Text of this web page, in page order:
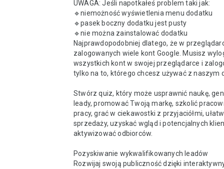
UWAGA: Jeśli napotkałeś problem taki jak:
🔹niemożność wyświetlenia menu dodatku
🔹pasek boczny dodatku jest pusty
🔹nie można zainstalować dodatku
Najprawdopodobniej dlatego, że w
zalogowanych wiele kont Google. Musisz
wszystkich kont w swojej przeglądarce i
tylko na to, którego chcesz używać z naszym
Stwórz quiz, który może usprawnić naukę,
leady, promować Twoją markę, szkolić
pracy, grać w ciekawostki z przyjaciółmi,
sprzedaży, uzyskać wgląd i potencjalnych
aktywizować odbiorców.
Pozyskiwanie wykwalifikowanych leadów
Rozwijaj swoją publiczność dzięki